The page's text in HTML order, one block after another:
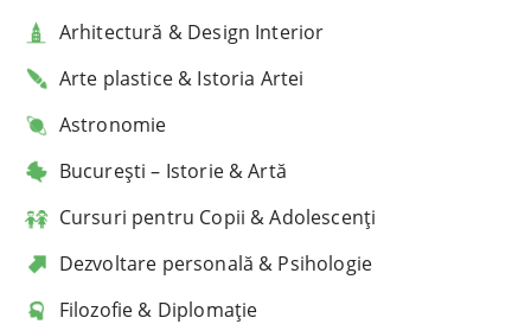
Arhitectură & Design Interior
Arte plastice & Istoria Artei
Astronomie
București – Istorie & Artă
Cursuri pentru Copii & Adolescenți
Dezvoltare personală & Psihologie
Filozofie & Diplomație